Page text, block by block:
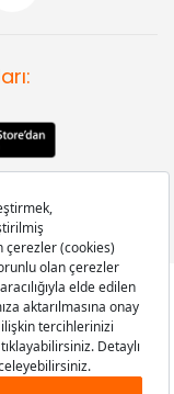
hakları saklıdır.